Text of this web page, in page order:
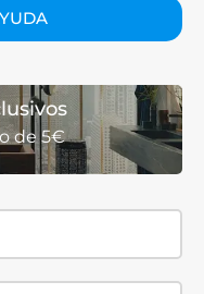
de 5€